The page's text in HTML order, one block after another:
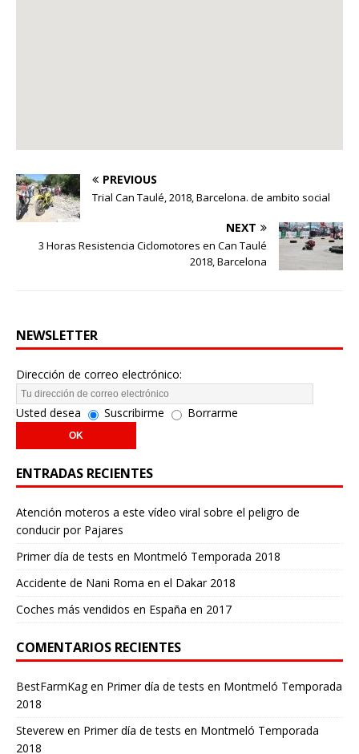
PREVIOUS
Trial Can Taulé, 2018, Barcelona. de ambito social
NEXT
3 Horas Resistencia Ciclomotores en Can Taulé
2018, Barcelona
NEWSLETTER
Dirección de correo electrónico:
Usted desea Suscribirme Borrarme
ENTRADAS RECIENTES
Atención moteros a este vídeo viral sobre el peligro de
conducir por Pajares
Primer día de tests en Montmeló Temporada 2018
Accidente de Nani Roma en el Dakar 2018
Coches más vendidos en España en 2017
COMENTARIOS RECIENTES
BestFarmKagen Primer día de tests en Montmeló Temporada
2018
Steverew en Primer día de tests en Montmeló Temporada
2018